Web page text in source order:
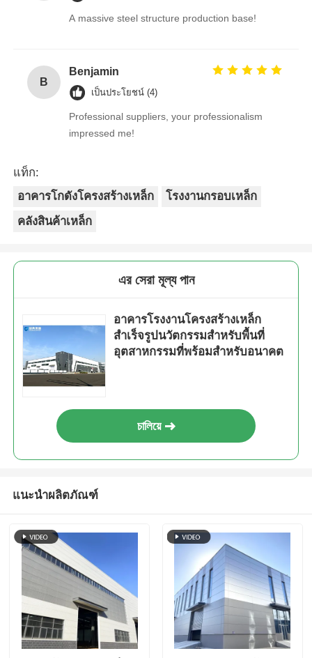
A massive steel structure production base!
B
Benjamin
เป็นประโยชน์ (4)
Professional suppliers, your professionalism
impressed me!
แท็ก:
อาคารโกดังโครงสร้างเหล็ก
โรงงานกรอบเหล็ก
คลังสินค้าเหล็ก
এর সেরা মূল্য পান
อาคารโรงงานโครงสร้างเหล็ก
สำเร็จรูปนวัตกรรมสำหรับพื้นที่
อุตสาหกรรมที่พร้อมสำหรับอนาคต
চালিয়ে
แนะนำผลิตภัณฑ์